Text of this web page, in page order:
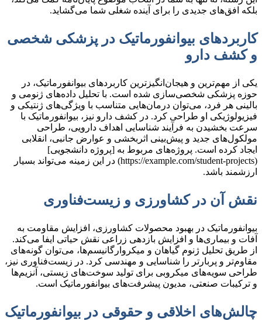
بلکه افق‌های جدیدی را برای آینده شغلی شما می‌گشاید.
کاربردهای بیوانفورماتیک در پزشکی شخصی
و کشف دارو
یکی از مهم‌ترین و هیجان‌انگیزترین کاربردهای بیوانفورماتیک، در
حوزه پزشکی شخصی‌سازی شده است. با تحلیل داده‌های ژنومی و
بالینی هر فرد، می‌توان درمان‌هایی متناسب با ویژگی‌های ژنتیکی و
فیزیولوژیکی او طراحی کرد. در کشف دارو نیز، بیوانفورماتیک با
سرعت بخشیدن به فرآیند شناسایی اهداف دارویی، طراحی
مولکول‌های جدید و پیش‌بینی اثربخشی و عوارض جانبی، انقلابی
ایجاد کرده است. پروژه‌های مربوط به [پروژه دانشجویی]
(https://example.com/student-projects) در این زمینه می‌تواند بسیار
ارزشمند باشد.
نقش آن در کشاورزی و زیست‌فناوری
بیوانفورماتیک در بهبود محصولات کشاورزی، افزایش مقاومت به
آفات و بیماری‌ها و افزایش بازدهی زراعی نقش حیاتی ایفا می‌کند.
از طریق تحلیل ژنوم گیاهان و میکروارگانیسم‌ها، می‌توان گونه‌های
مقاوم‌تر و پربارتر را شناسایی و مهندسی کرد. در زیست‌فناوری نیز،
طراحی سویه‌های میکروبی برای تولید سوخت‌های زیستی، آنزیم‌ها
و ترکیبات صنعتی، مدیون پیشرفت‌های بیوانفورماتیک است.
چالش‌های اخلاقی و حقوقی در بیوانفورماتیک